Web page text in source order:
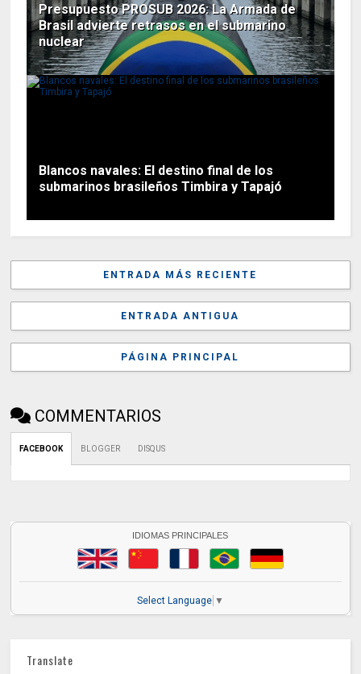
Presupuesto PROSUB 2026: La Armada de
Brasil advierte retrasos en el submarino
nuclear
Blancos navales: El destino final de los
submarinos brasileños Timbira y Tapajó
ENTRADA MÁS RECIENTE
ENTRADA ANTIGUA
PÁGINA PRINCIPAL
COMMENTARIOS
FACEBOOK BLOGGER DISQUS
IDIOMAS PRINCIPALES
Select Language ▼
Translate